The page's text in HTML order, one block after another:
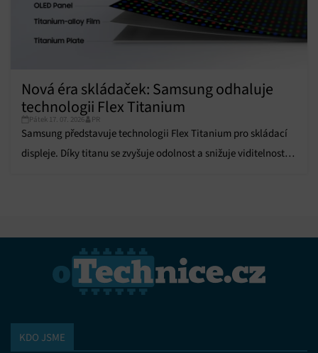
voleb ochrany osobních údajů.
Nová éra skládaček: Samsung odhaluje
technologii Flex Titanium
Pátek 17. 07. 2026 PR
Samsung představuje technologii Flex Titanium pro skládací
displeje. Díky titanu se zvyšuje odolnost a snižuje viditelnost
KDO JSME